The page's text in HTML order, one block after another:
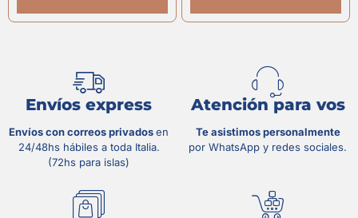
Envíos express
Envíos con correos privadosen
24/48hs hábiles a toda Italia.
(72hs para islas)
Atención para vos
Te asistimos personalmente
por WhatsApp y redes sociales.